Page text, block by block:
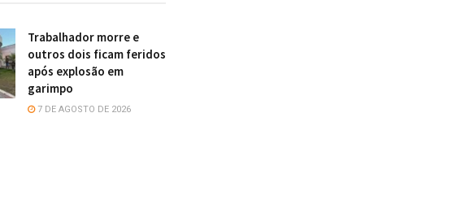
Trabalhador morre e
outros dois ficam feridos
após explosão em
garimpo
7 DE AGOSTO DE 2026